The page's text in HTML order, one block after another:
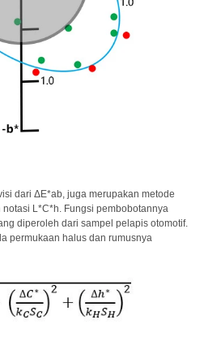
dari ΔE*ab, juga merupakan metode
L*C*h. Fungsi pembobotannya
diperoleh dari sampel pelapis otomotif.
permukaan halus dan rumusnya